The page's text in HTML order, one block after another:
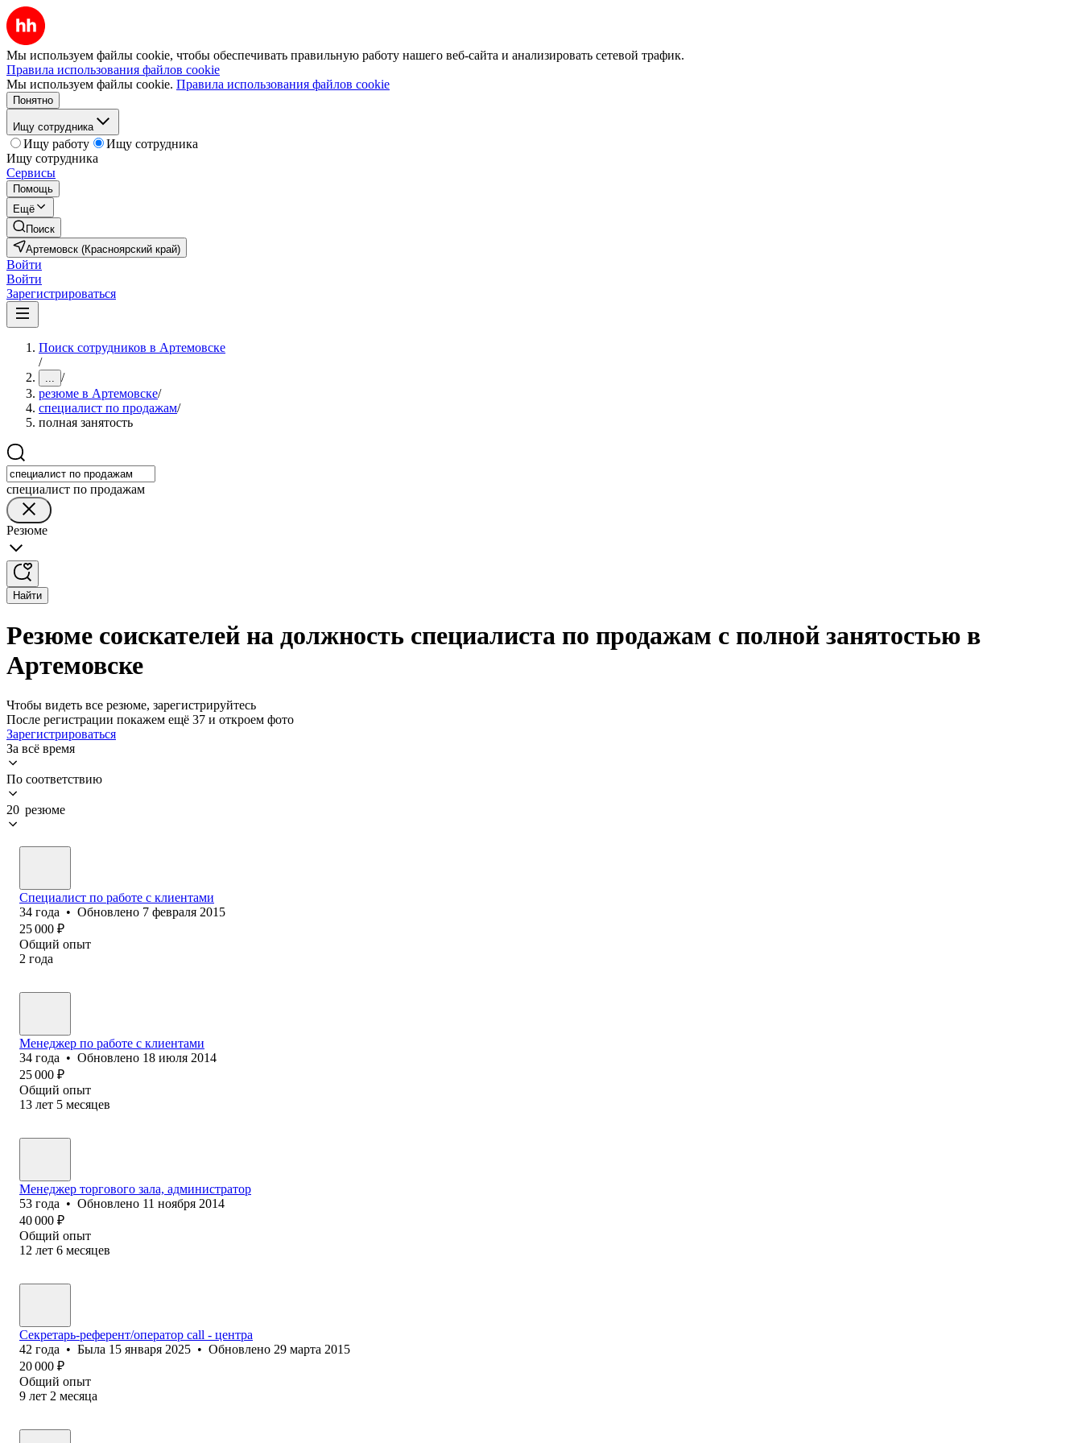
Мы используем файлы cookie, чтобы обеспечивать правильную работу нашего веб-сайта и анализировать сетевой трафик.
Правила использования файлов cookie
Мы используем файлы cookie. Правила использования файлов cookie
Понятно
Ищу сотрудника
Ищу работу
Ищу сотрудника
Ищу сотрудника
Сервисы
Помощь
Ещё
Поиск
Артемовск (Красноярский край)
Войти
Войти
Зарегистрироваться
Поиск сотрудников в Артемовске
/
... /
резюме в Артемовске/
специалист по продажам/
полная занятость
специалист по продажам
Резюме
Найти
Резюме соискателей на должность специалиста по продажам с полной занятостью в
Артемовске
Чтобы видеть все резюме, зарегистрируйтесь
После регистрации покажем ещё 37 и откроем фото
Зарегистрироваться
За всё время
По соответствию
20 резюме
Специалист по работе с клиентами
34 года • Обновлено 7 февраля 2015
25 000 ₽
Общий опыт
2 года
Менеджер по работе с клиентами
34 года • Обновлено 18 июля 2014
25 000 ₽
Общий опыт
13 лет 5 месяцев
Менеджер торгового зала, администратор
53 года • Обновлено 11 ноября 2014
40 000 ₽
Общий опыт
12 лет 6 месяцев
Секретарь-референт/оператор call - центра
42 года • Была 15 января 2025 • Обновлено 29 марта 2015
20 000 ₽
Общий опыт
9 лет 2 месяца